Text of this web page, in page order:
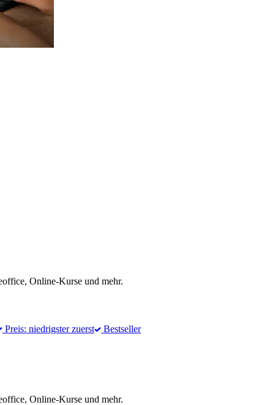
Online-Kurse und mehr.
Preis: niedrigster zuerst
Bestseller
Online-Kurse und mehr.